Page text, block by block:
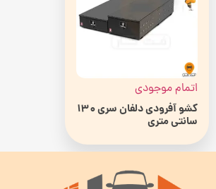
اتمام موجودی
کشو آفرودی دلفان سری 130
سانتی متری